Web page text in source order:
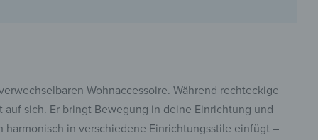
Wohnaccessoire. Während rechteckige
sich. Er bringt Bewegung in deine Einrichtung und
in verschiedene Einrichtungsstile einfügt –